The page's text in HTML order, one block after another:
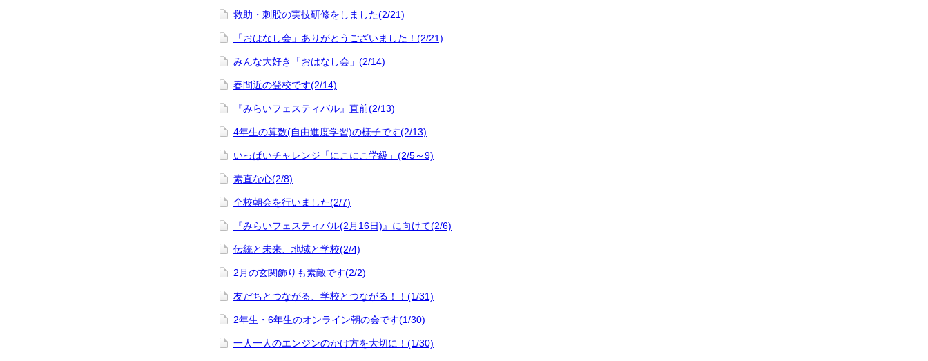
救助・刺股の実技研修をしました(2/21)
「おはなし会」ありがとうございました！(2/21)
みんな大好き「おはなし会」(2/14)
春間近の登校です(2/14)
『みらいフェスティバル』直前(2/13)
4年生の算数(自由進度学習)の様子です(2/13)
いっぱいチャレンジ「にこにこ学級」(2/5～9)
素直な心(2/8)
全校朝会を行いました(2/7)
『みらいフェスティバル(2月16日)』に向けて(2/6)
伝統と未来、地域と学校(2/4)
2月の玄関飾りも素敵です(2/2)
友だちとつながる、学校とつながる！！(1/31)
2年生・6年生のオンライン朝の会です(1/30)
一人一人のエンジンのかけ方を大切に！(1/30)